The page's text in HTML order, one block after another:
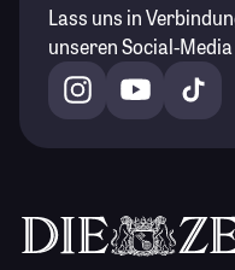
Lass uns in
unseren Social-